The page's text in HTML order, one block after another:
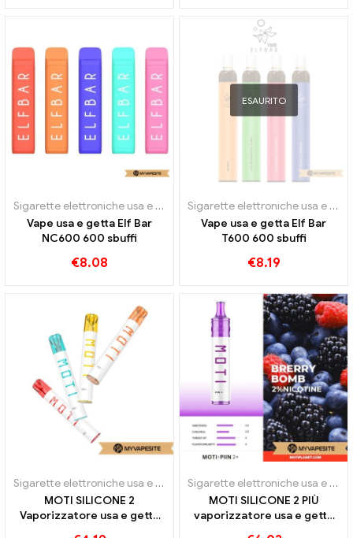
Sigarette elettroniche usa e getta
Vape usa e getta Elf Bar
NC600 600 sbuffi
€8.08
ESAURITO
Sigarette elettroniche usa e getta
Vape usa e getta Elf Bar
T600 600 sbuffi
€8.19
Sigarette elettroniche usa e getta
MOTI SILICONE 2
Vaporizzatore usa e getta
Sigarette elettroniche usa e getta
MOTI SILICONE 2 PIÙ
vaporizzatore usa e getta